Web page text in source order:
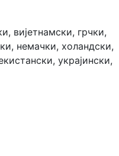
вијетнамски, грчки,
немачки, холандски,
украјински,